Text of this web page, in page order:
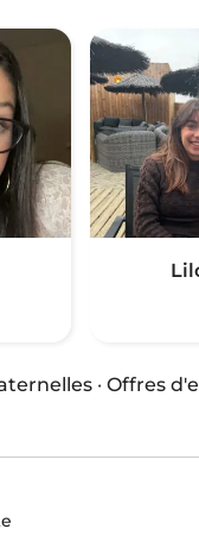
· Offres